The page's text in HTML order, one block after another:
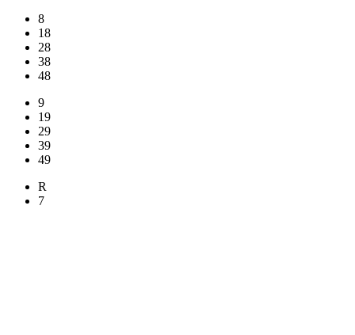
8
18
28
38
48
9
19
29
39
49
R
7